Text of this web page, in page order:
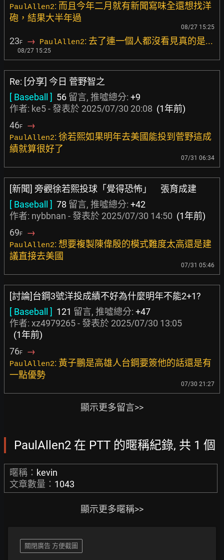
PaulAllen2: 而且今年二月就有新聞寫味全還想找洋
砲，結果大半年過
08/27 15:25
23F → PaulAllen2: 去了連一個人都沒看見真的是...
08/27 15:25
Re: [分享] 今日 菅野智之
[ Baseball ] 56 留言, 推噓總分: +9
作者: ke5- 發表於 2025/07/30 20:08 (1年前)
46F →
PaulAllen2: 徐若熙如果明年去美國能投到菅野這成
績就算很好了
07/31 06:34
[新聞] 旁觀徐若熙投球「覺得恐怖」 張育成建
[ Baseball ] 78 留言, 推噓總分: +42
作者: nybbnan - 發表於 2025/07/30 14:50 (1年前)
69F →
PaulAllen2: 想要複製陳偉殷的模式難度太高還是建
議直接去美國
07/31 05:46
[討論]台鋼3號洋投成績不好為什麼明年不能2+1?
[ Baseball ] 121 留言, 推噓總分: +47
作者: xz4979265- 發表於 2025/07/30 13:05
(1年前)
76F →
PaulAllen2: 黃子鵬是高雄人台鋼要簽他的話還是有
一點優勢
07/30 21:27
顯示更多留言>>
PaulAllen2 在 PTT 的暱稱紀錄, 共 1 個
暱稱： kevin
文章數量： 1043
顯示更多暱稱>>
關閉廣告 方便截圖